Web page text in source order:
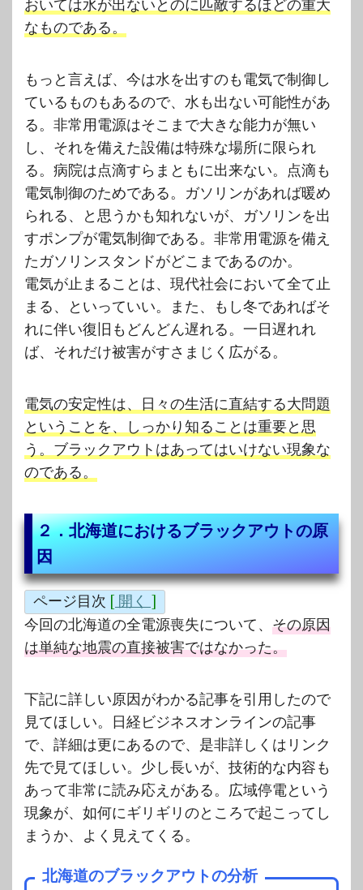
おいては水が出ないとのに匹敵するほどの重大
なものである。
もっと言えば、今は水を出すのも電気で制御し
ているものもあるので、水も出ない可能性があ
る。非常用電源はそこまで大きな能力が無い
し、それを備えた設備は特殊な場所に限られ
る。病院は点滴すらまともに出来ない。点滴も
電気制御のためである。ガソリンがあれば暖め
られる、と思うかも知れないが、ガソリンを出
すポンプが電気制御である。非常用電源を備え
たガソリンスタンドがどこまであるのか。
電気が止まることは、現代社会において全て止
まる、といっていい。また、もし冬であればそ
れに伴い復旧もどんどん遅れる。一日遅れれ
ば、それだけ被害がすさまじく広がる。
電気の安定性は、日々の生活に直結する大問題
ということを、しっかり知ることは重要と思
う。ブラックアウトはあってはいけない現象な
のである。
２．北海道におけるブラックアウトの原
因
ページ目次 [ 開く ]
今回の北海道の全電源喪失について、 その原因
は単純な地震の直接被害ではなかった。
下記に詳しい原因がわかる記事を引用したので
見てほしい。日経ビジネスオンラインの記事
で、詳細は更にあるので、是非詳しくはリンク
先で見てほしい。少し長いが、技術的な内容も
あって非常に読み応えがある。広域停電という
現象が、如何にギリギリのところで起こってし
まうか、よく見えてくる。
北海道のブラックアウトの分析